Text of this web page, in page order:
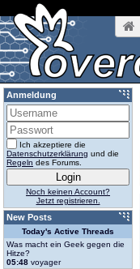
Anmeldung
Ich akzeptiere die
Datenschutzerklärung und die
Regeln des Forums.
Noch keinen Account?
Jetzt registrieren.
New Posts
Today's Active Threads
Was macht ein Geek gegen die
Hitze?
05:48 voyager